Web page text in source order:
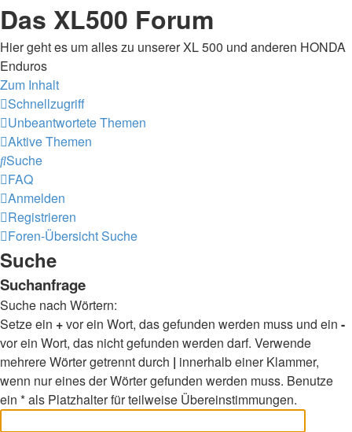
Das XL500 Forum
Hier geht es um alles zu unserer XL 500 und anderen HONDA
Enduros
Zum Inhalt
Schnellzugriff
Unbeantwortete Themen
Aktive Themen
Suche
FAQ
Anmelden
Registrieren
Foren-ÜbersichtSuche
Suche
Suchanfrage
Suche nach Wörtern:
Setze ein +vor ein Wort, das gefunden werden muss und ein -
vor ein Wort, das nicht gefunden werden darf. Verwende
mehrere Wörter getrennt durch | innerhalb einer Klammer,
wenn nur eines der Wörter gefunden werden muss. Benutze
ein * als Platzhalter für teilweise Übereinstimmungen.